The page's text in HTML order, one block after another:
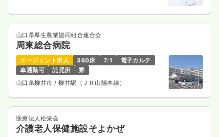
山口県厚生農業協同組合連合会
周東総合病院
エージェント求人 360床 7:1
電子カルテ
車通勤可
託児所
寮
山口県柳井市/ 柳井駅（ＪＲ山陽本線）
医療法人松栄会
介護老人保健施設そよかぜ